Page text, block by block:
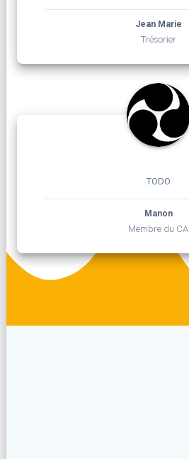
Jean Marie
Trésorier
TODO
Manon
Membre du CA